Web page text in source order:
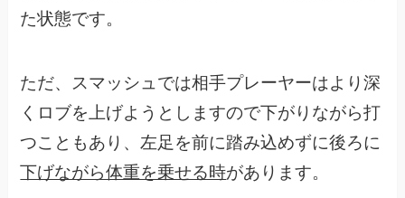
た状態です。
ただ、スマッシュでは相手プレーヤーはより深
くロブを上げようとしますので下がりながら打
つこともあり、左足を前に踏み込めずに後ろに
下げながら体重を乗せる時があります。